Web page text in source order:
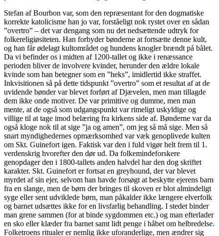
Stefan af Bourbon var, som den repræsentant for den dogmatiske
korrekte katolicisme han jo var, forståeligt nok rystet over en sådan
”overtro” – det var dengang som nu det nedsættende udtryk for
folkereligiøsiteten. Han forbyder bønderne at fortsætte denne kult,
og han får ødelagt kultområdet og hundens knogler brændt på bålet.
Da vi befinder os i midten af 1200-tallet og ikke i renæssance
perioden bliver de involvere kvinder, herunder den ældre lokale
kvinde som han betegner som en ”heks”, imidlertid ikke straffet.
Inkvisitionen så på dette tidspunkt ”overtro” som et resultat af at de
uvidende bønder var blevet forført af Djævelen, men man tillagde
dem ikke onde motiver. De var primitive og dumme, men man
mente, at de også som udgangspunkt var rimeligt uskyldige og
villige til at tage imod belæring fra kirkens side af. Bønderne var da
også kloge nok til at sige ”ja og amen”, om jeg så må sige. Men så
snart myndighedernes opmærksomhed var væk genoplivede kulten
om Skt. Guinefort igen. Faktisk var den i fuld vigør helt frem til 1.
verdenskrig hvorefter den dør ud. Da folkemindeforskere
genopdager den i 1800-tallets anden halvdel har den dog skriftet
karakter. Skt. Guinefort er fortsat en greyhound, der var blevet
myrdet af sin ejer, selvom han havde forsøgt at beskytte ejerens barn
fra en slange, men de børn der bringes til skoven er blot almindeligt
syge eller sent udviklede børn, man påkalder ikke længere elverfolk
og barnet udsættes ikke for en livsfarlig behandling. I stedet binder
man grene sammen (for at binde sygdommen etc.) og man efterlader
en sko eller klæder fra barnet samt lidt penge i håbet om helbredelse.
Folketroens ritualer er nemlig ikke uforanderlige, men ændrer sig